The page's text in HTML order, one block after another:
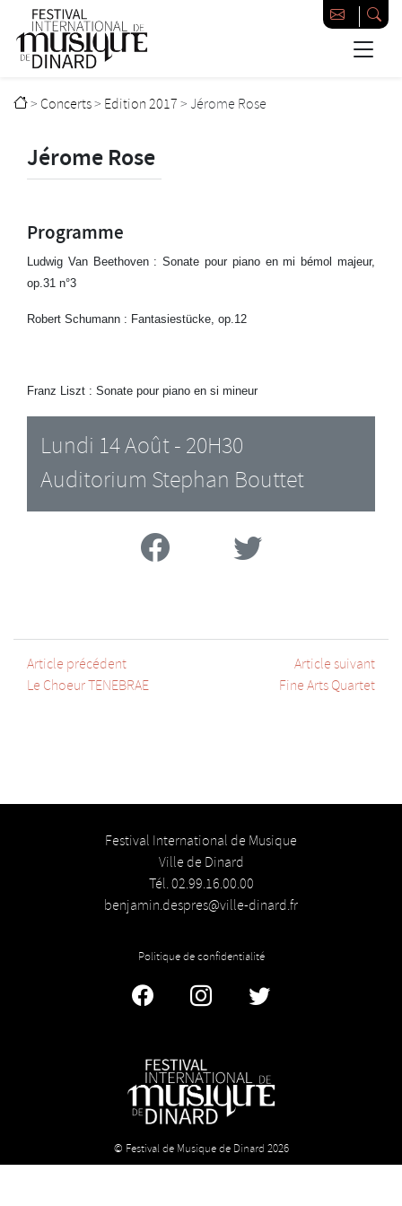
Passer au contenu principal
Festival international de musique de Dinard
> Concerts> Edition 2017> Jérome Rose
Jérome Rose
Programme
Ludwig Van Beethoven : Sonate pour piano en mi bémol majeur,
op.31 n°3
Robert Schumann : Fantasiestücke, op.12
Franz Liszt : Sonate pour piano en si mineur
Lundi 14 Août - 20H30
Auditorium Stephan Bouttet
FacebookTwitter
Article précédent
Le Choeur TENEBRAE
Article suivant
Fine Arts Quartet
Festival International de Musique
Ville de Dinard
Tél. 02.99.16.00.00
benjamin.despres@ville-dinard.fr
Politique de confidentialité
FacebookInstagram
© Festival de Musique de Dinard 2026